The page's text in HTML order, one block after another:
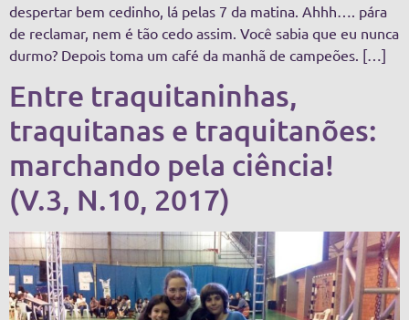
despertar bem cedinho, lá pelas 7 da matina. Ahhh…. pára
de reclamar, nem é tão cedo assim. Você sabia que eu nunca
durmo? Depois toma um café da manhã de campeões. […]
Entre traquitaninhas,
traquitanas e traquitanões:
marchando pela ciência!
(V.3, N.10, 2017)